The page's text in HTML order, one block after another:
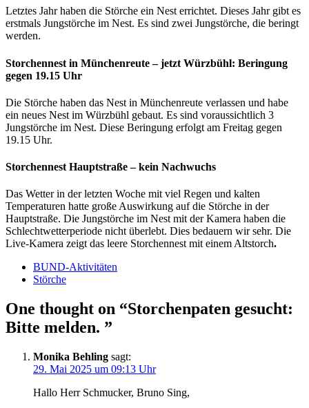
Letztes Jahr haben die Störche ein Nest errichtet. Dieses Jahr gibt es
erstmals Jungstörche im Nest. Es sind zwei Jungstörche, die beringt
werden.
Storchennest in Münchenreute – jetzt Würzbühl: Beringung
gegen 19.15 Uhr
Die Störche haben das Nest in Münchenreute verlassen und habe
ein neues Nest im Würzbühl gebaut. Es sind voraussichtlich 3
Jungstörche im Nest. Diese Beringung erfolgt am Freitag gegen
19.15 Uhr.
Storchennest Hauptstraße – kein Nachwuchs
Das Wetter in der letzten Woche mit viel Regen und kalten
Temperaturen hatte große Auswirkung auf die Störche in der
Hauptstraße. Die Jungstörche im Nest mit der Kamera haben die
Schlechtwetterperiode nicht überlebt. Dies bedauern wir sehr. Die
Live-Kamera zeigt das leere Storchennest mit einem Altstorch.
BUND-Aktivitäten
Störche
One thought on “Storchenpaten gesucht:
Bitte melden. ”
Monika Behling sagt:
29. Mai 2025 um 09:13 Uhr
Hallo Herr Schmucker, Bruno Sing,